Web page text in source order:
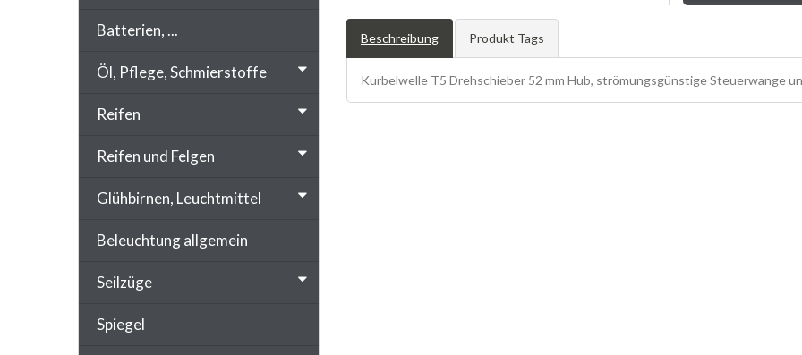
Beschreibung Produkt Tags
Kurbelwelle T5 Drehschieber 52 mm Hub, strömungsgünstige Steuerwange
Batterien, ...
Öl, Pflege, Schmierstoffe
Reifen
Reifen und Felgen
Glühbirnen, Leuchtmittel
Beleuchtung allgemein
Seilzüge
Spiegel